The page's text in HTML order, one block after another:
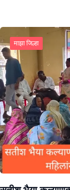
माझा जिल्हा